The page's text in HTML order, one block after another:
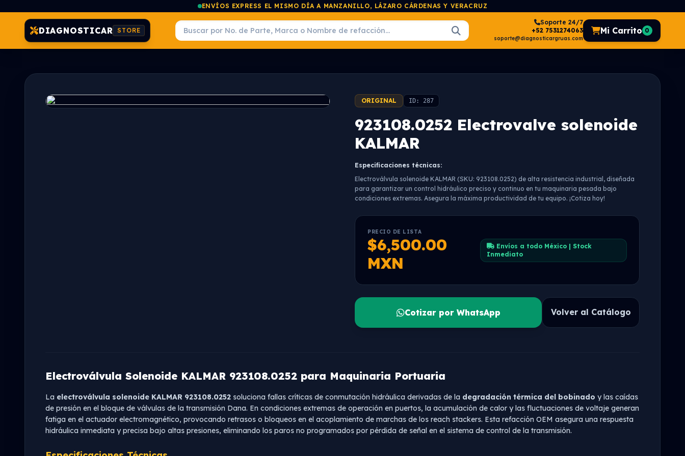
ENVÍOS EXPRESS EL MISMO DÍA A MANZANILLO, LÁZARO CÁRDENAS Y VERACRUZ
DIAGNOSTICAR STORE
Soporte 24/7
+52 7531274063
soporte@diagnosticargruas.com
Mi Carrito 0
ORIGINAL ID: 287
923108.0252 Electrovalve solenoide
KALMAR
Especificaciones técnicas:
Electroválvula solenoide KALMAR (SKU: 923108.0252) de alta resistencia industrial, diseñada
para garantizar un control hidráulico preciso y continuo en tu maquinaria pesada bajo
condiciones extremas. Asegura la máxima productividad de tu equipo. ¡Cotiza hoy!
PRECIO DE LISTA
$6,500.00
MXN
Envíos a todo México | Stock
Inmediato
Cotizar por WhatsApp Volver al Catálogo
Electroválvula Solenoide KALMAR 923108.0252 para Maquinaria Portuaria
La electroválvula solenoide KALMAR 923108.0252 soluciona fallas críticas de conmutación hidráulica derivadas de la degradación térmica del bobinado y las caídas
de presión en el bloque de válvulas de la transmisión Dana. En condiciones extremas de operación en puertos, la acumulación de calor y las fluctuaciones de voltaje generan
fatiga en el actuador electromagnético, provocando retrasos o bloqueos en el acoplamiento de marchas de los reach stackers. Esta refacción OEM asegura una respuesta
hidráulica inmediata y precisa bajo altas presiones, eliminando los paros no programados por pérdida de señal en el sistema de control de la transmisión.